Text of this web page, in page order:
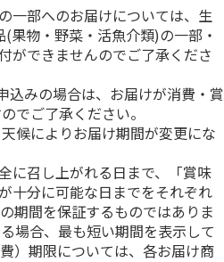
一部へのお届けについては、生
果物・野菜・活魚介類)の一部・
ができませんのでご了承くださ
みの場合は、お届けが消費・賞
でご了承ください。
候によりお届け期間が変更にな
に召し上がれる日まで、「賞味
十分に可能な日までをそれぞれ
期間を保証するものではありま
場合、最も短い期間を表示して
）期限については、各お届け商